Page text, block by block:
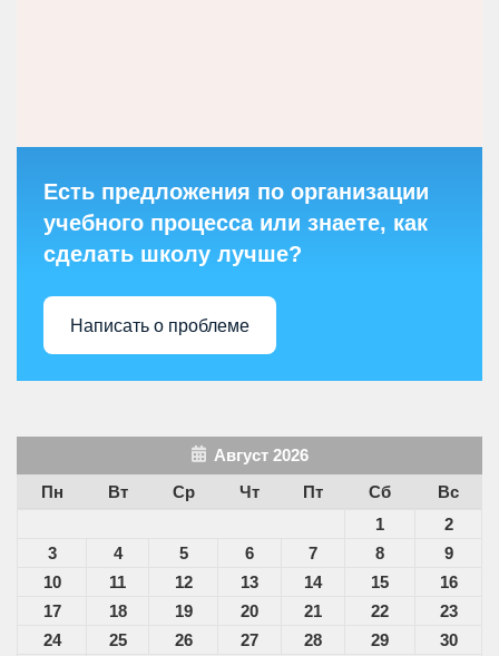
Есть предложения по организации
учебного процесса или знаете, как
сделать школу лучше?
Написать о проблеме
Август 2026
Пн
Вт Ср Чт Пт Сб
Вс
1
2
3
4 5 6 7 8
9
10
11 12 13 14 15
16
17
18 19 20 21 22
23
24
25 26 27 28 29
30